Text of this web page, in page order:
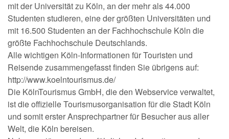
mit der Universität zu Köln, an der mehr als 44.000
Studenten studieren, eine der größten Universitäten und
mit 16.500 Studenten an der Fachhochschule Köln die
größte Fachhochschule Deutschlands.
Alle wichtigen Köln-Informationen für Touristen und
Reisende zusammengefasst finden Sie übrigens auf:
http://www.koelntourismus.de/
Die KölnTourismus GmbH, die den Webservice verwaltet,
ist die offizielle Tourismusorganisation für die Stadt Köln
und somit erster Ansprechpartner für Besucher aus aller
Welt, die Köln bereisen.